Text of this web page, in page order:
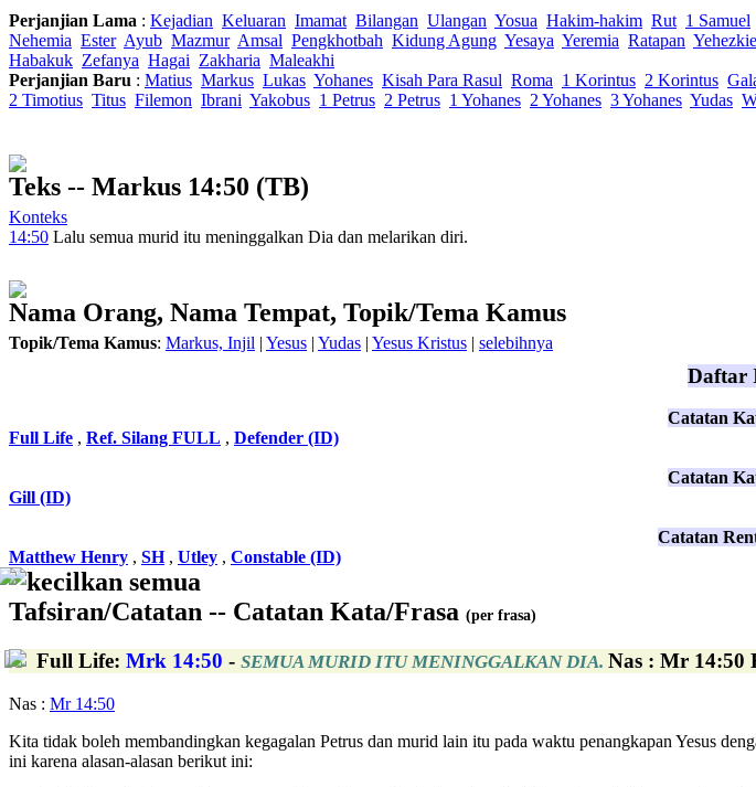
Perjanjian Lama : Kejadian Keluaran Imamat Bilangan Ulangan Yosua Hakim-hakim Rut 1 Samuel
Nehemia Ester Ayub Mazmur Amsal Pengkhotbah Kidung Agung Yesaya Yeremia Ratapan
Habakuk Zefanya Hagai Zakharia Maleakhi
Perjanjian Baru : Matius Markus Lukas Yohanes Kisah Para Rasul Roma 1 Korintus 2 Korintus
2 Timotius Titus Filemon Ibrani Yakobus 1 Petrus 2 Petrus 1 Yohanes 2 Yohanes 3 Yohanes Yudas
Teks -- Markus 14:50 (TB)
Konteks
14:50 Lalu semua murid itu meninggalkan Dia dan melarikan diri.
Nama Orang, Nama Tempat, Topik/Tema Kamus
Topik/Tema Kamus: Markus, Injil | Yesus | Yudas | Yesus Kristus | selebihnya
Daftar
Catatan
Full Life , Ref. Silang FULL , Defender (ID)
Catatan
Gill (ID)
Catatan
Matthew Henry , SH, Utley , Constable (ID)
kecilkan semua
Tafsiran/Catatan -- Catatan Kata/Frasa (per frasa)
Full Life: Mrk 14:50 - SEMUA MURID ITU MENINGGALKAN DIA. Nas : Mr 14:50
Nas : Mr 14:50
Kita tidak boleh membandingkan kegagalan Petrus dan murid lain itu pada waktu penangkapan Yesus
ini karena alasan-alasan berikut ini: